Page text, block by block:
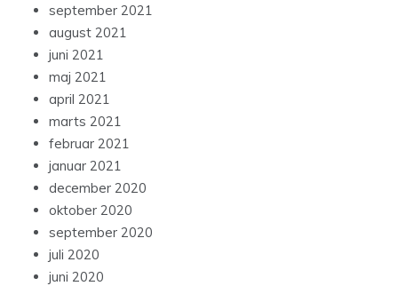
september 2021
august 2021
juni 2021
maj 2021
april 2021
marts 2021
februar 2021
januar 2021
december 2020
oktober 2020
september 2020
juli 2020
juni 2020